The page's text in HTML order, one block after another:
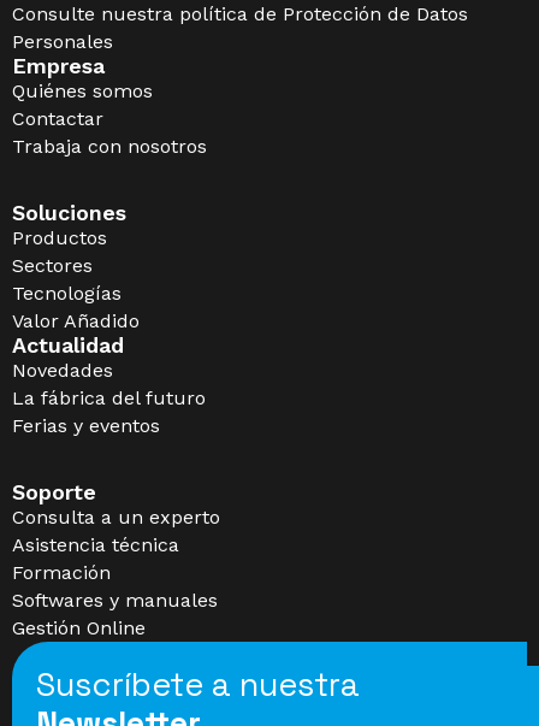
Consulte nuestra política de Protección de Datos
Personales
Empresa
Quiénes somos
Contactar
Trabaja con nosotros
Soluciones
Productos
Sectores
Tecnologías
Valor Añadido
Actualidad
Novedades
La fábrica del futuro
Ferias y eventos
Soporte
Consulta a un experto
Asistencia técnica
Formación
Softwares y manuales
Gestión Online
Suscríbete a nuestra